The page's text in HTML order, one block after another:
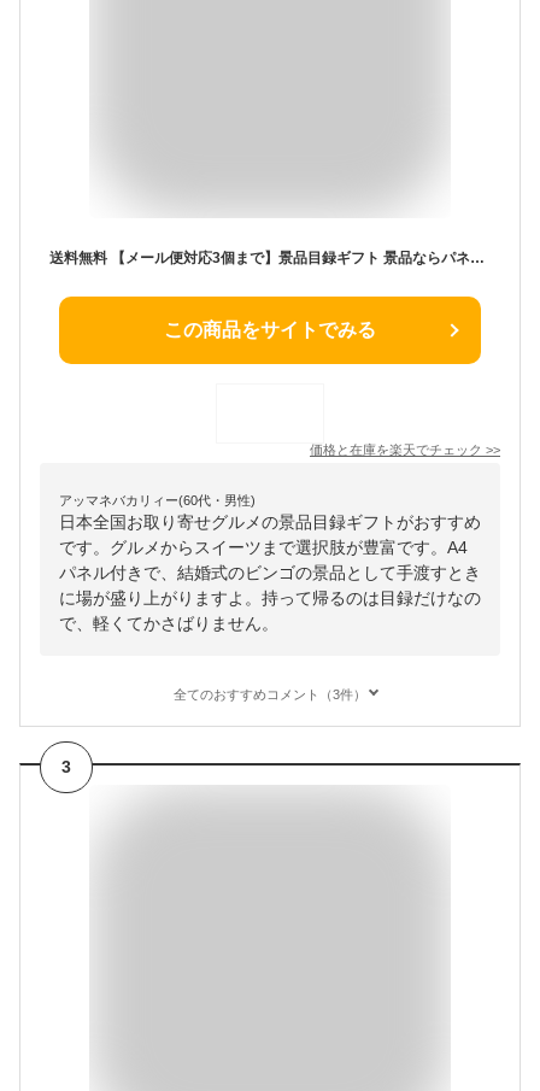
送料無料 【メール便対応3個まで】景品目録ギフト 景品ならパネもく！ 選べる！日本全国お取り寄せグルメ（A4パネル付 目録） 結婚式 2次会 ゴルフコンペ ビンゴ 抽選会 くじ引き 賞品 景品パーク【景品ギフト券 パネル付き】 ot-choice-rb
この商品をサイトでみる
価格と在庫を楽天でチェック >>
アッマネバカリィー(60代・男性)
日本全国お取り寄せグルメの景品目録ギフトがおすすめ
です。グルメからスイーツまで選択肢が豊富です。A4
パネル付きで、結婚式のビンゴの景品として手渡すとき
に場が盛り上がりますよ。持って帰るのは目録だけなの
で、軽くてかさばりません。
全てのおすすめコメント（3件）
3